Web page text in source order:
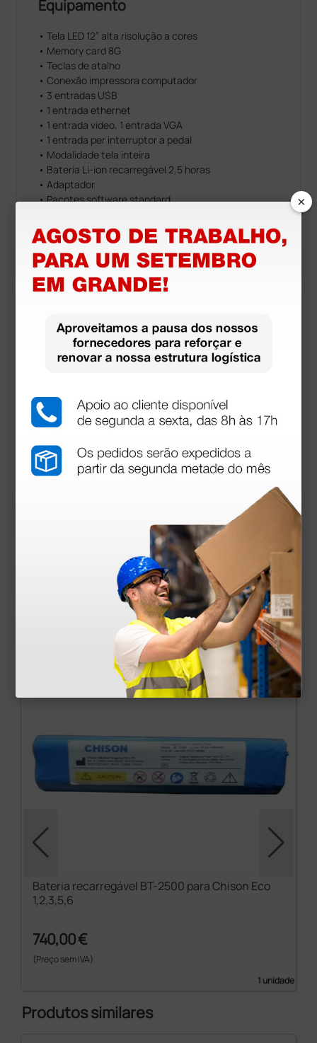
Equipamento
• Tela LED 12” alta risolução a cores
• Memory card 8G
• Teclas de atalho
• Conexão impressora computador
• 3 entradas USB
• 1 entrada ethernet
• 1 entrada video, 1 entrada VGA
• 1 entrada per interruptor a pedal
• Modalidade tela inteira
• Bateria Li-ion recarregável 2,5 horas
• Adaptador
• Pacotes software standard
• THI (equilíbrio imagem tecidos)
Informações técnicas
• Peso: 6,5 Kg
• Alimentação: AC100-240V 50/60Hz
• Bateria Li-ion recarregável
Manual utilizador
Bateria recarregável BT-2500 para Chison Eco
1,2,3,5,6
740,00 €
(Preço sem IVA)
1 unidade
Produtos similares
×